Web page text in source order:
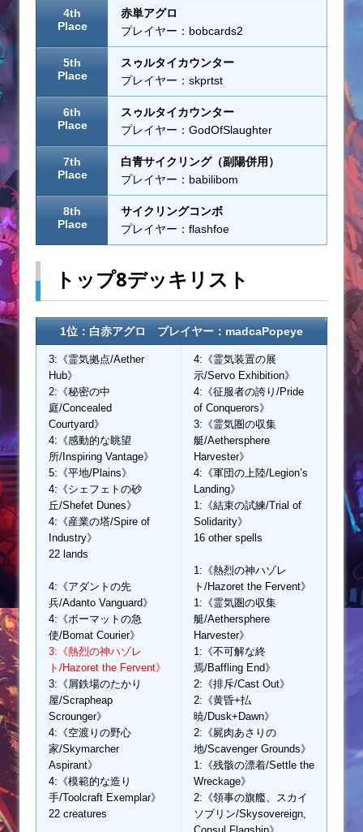
4th
Place
赤単アグロ
プレイヤー：bobcards2
5th
Place
スゥルタイカウンター
プレイヤー：skprtst
6th
Place
スゥルタイカウンター
プレイヤー：GodOfSlaughter
7th
Place
白青サイクリング（副陽併用）
プレイヤー：babilibom
8th
Place
サイクリングコンボ
プレイヤー：flashfoe
トップ8デッキリスト
1位：白赤アグロ プレイヤー：madcaPopeye
3:《霊気拠点/Aether
Hub》
2:《秘密の中
庭/Concealed
Courtyard》
4:《感動的な眺望
所/Inspiring Vantage》
5:《平地/Plains》
4:《シェフェトの砂
丘/Shefet Dunes》
4:《産業の塔/Spire of
Industry》
22 lands
4:《アダントの先
兵/Adanto Vanguard》
4:《ボーマットの急
使/Bomat Courier》
3:《熱烈の神ハゾレ
ト/Hazoret the Fervent》
3:《屑鉄場のたかり
屋/Scrapheap
Scrounger》
4:《空渡りの野心
家/Skymarcher
Aspirant》
4:《模範的な造り
手/Toolcraft Exemplar》
22 creatures
4:《霊気装置の展
示/Servo Exhibition》
4:《征服者の誇り/Pride
of Conquerors》
3:《霊気圏の収集
艇/Aethersphere
Harvester》
4:《軍団の上陸/Legion’s
Landing》
1:《結束の試練/Trial of
Solidarity》
16 other spells
1:《熱烈の神ハゾレ
ト/Hazoret the Fervent》
1:《霊気圏の収集
艇/Aethersphere
Harvester》
1:《不可解な終
焉/Baffling End》
2:《排斥/Cast Out》
2:《黄昏+払
暁/Dusk+Dawn》
2:《屍肉あさりの
地/Scavenger Grounds》
1:《残骸の漂着/Settle the
Wreckage》
2:《領事の旗艦、スカイ
ソブリン/Skysovereign,